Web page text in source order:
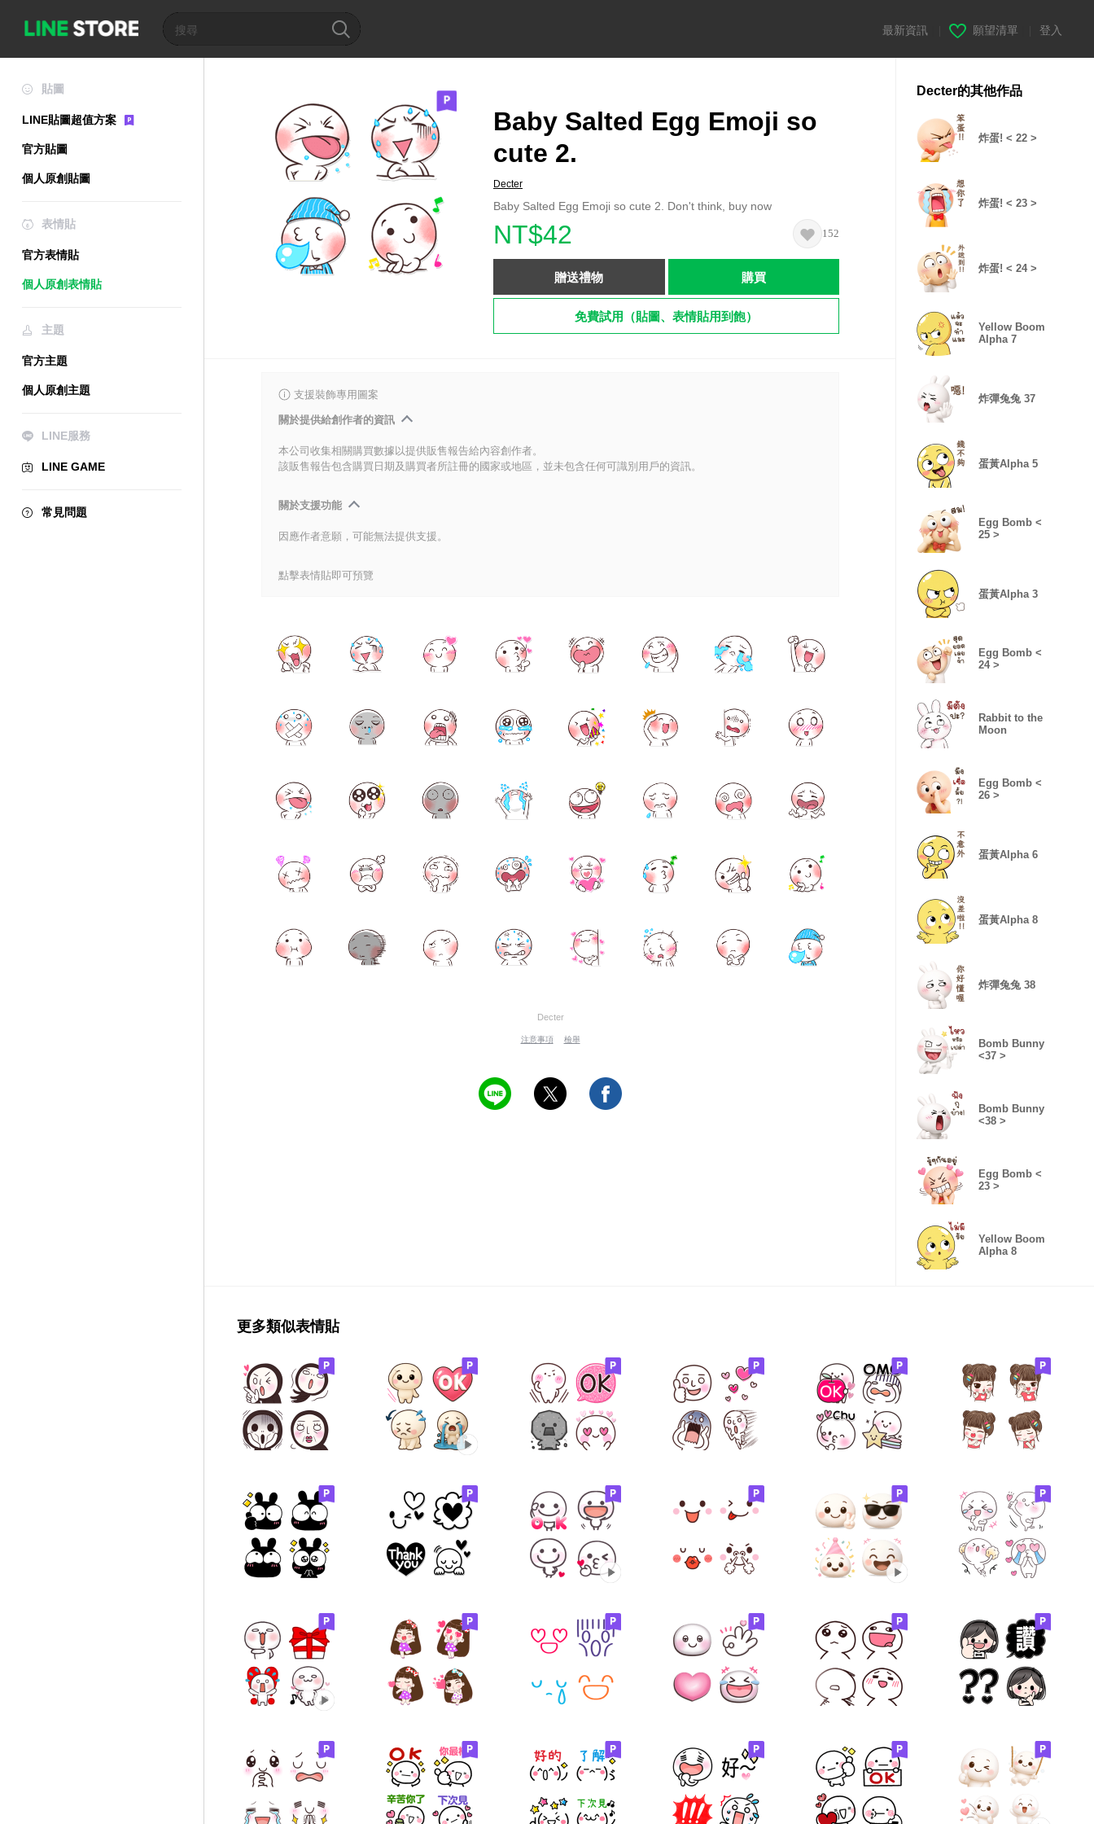
最新資訊 願望清單 登入
貼圖
LINE貼圖超值方案
官方貼圖
個人原創貼圖
表情貼
官方表情貼
個人原創表情貼
主題
官方主題
個人原創主題
LINE服務
LINE GAME
常見問題
Baby Salted Egg Emoji so
cute 2.
Decter
Baby Salted Egg Emoji so cute 2. Don't think, buy now
NT$42 152
贈送禮物 購買
免費試用（貼圖、表情貼用到飽）
支援裝飾專用圖案
關於提供給創作者的資訊
本公司收集相關購買數據以提供販售報告給內容創作者。
該販售報告包含購買日期及購買者所註冊的國家或地區，並未包含任何可識別用戶的資訊。
關於支援功能
因應作者意願，可能無法提供支援。
點擊表情貼即可預覽
Decter
注意事項 檢舉
Decter的其他作品
炸蛋! < 22 >
炸蛋! < 23 >
炸蛋! < 24 >
Yellow Boom
Alpha 7
炸彈兔兔 37
蛋黃Alpha 5
Egg Bomb <
25 >
蛋黃Alpha 3
Egg Bomb <
24 >
Rabbit to the
Moon
Egg Bomb <
26 >
蛋黃Alpha 6
蛋黃Alpha 8
炸彈兔兔 38
Bomb Bunny
<37 >
Bomb Bunny
<38 >
Egg Bomb <
23 >
Yellow Boom
Alpha 8
更多類似表情貼